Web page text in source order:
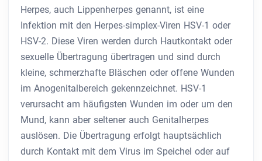
Herpes, auch Lippenherpes genannt, ist eine
Infektion mit den Herpes-simplex-Viren HSV-1 oder
HSV-2. Diese Viren werden durch Hautkontakt oder
sexuelle Übertragung übertragen und sind durch
kleine, schmerzhafte Bläschen oder offene Wunden
im Anogenitalbereich gekennzeichnet. HSV-1
verursacht am häufigsten Wunden im oder um den
Mund, kann aber seltener auch Genitalherpes
auslösen. Die Übertragung erfolgt hauptsächlich
durch Kontakt mit dem Virus im Speichel oder auf